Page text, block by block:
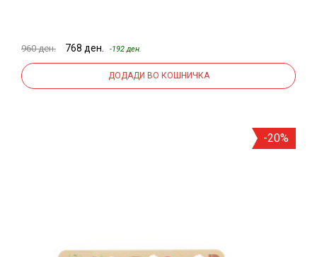
960 ден. 768 ден. -192 ден.
ДОДАДИ ВО КОШНИЧКА
-20%